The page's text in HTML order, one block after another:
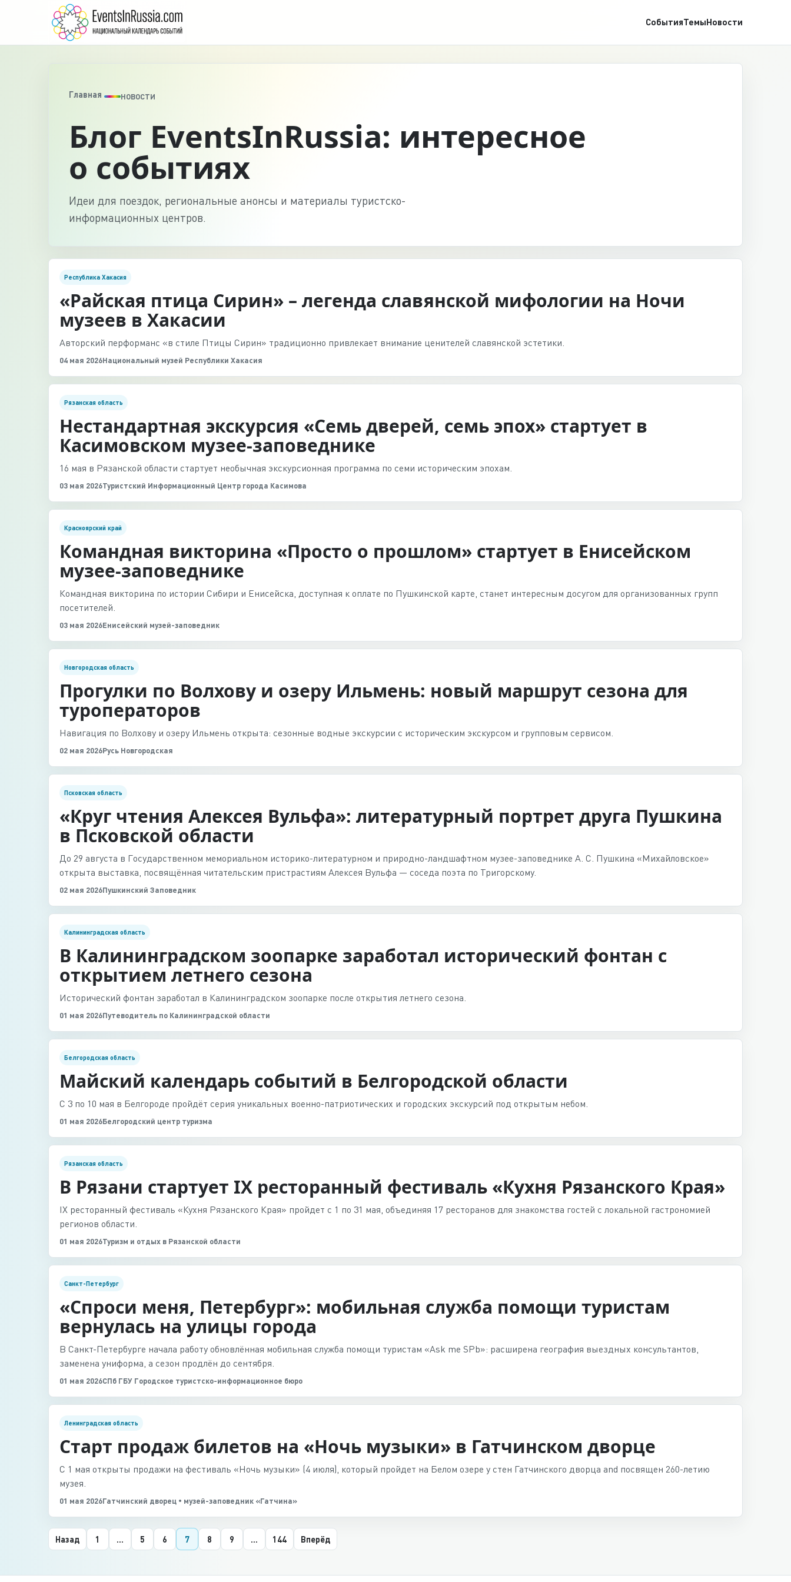
СобытияТемыНовости
Главная НОВОСТИ
Блог EventsInRussia: интересное
о событиях
Идеи для поездок, региональные анонсы и материалы туристско-
информационных центров.
Республика Хакасия
«Райская птица Сирин» – легенда славянской мифологии на Ночи
музеев в Хакасии
Авторский перформанс «в стиле Птицы Сирин» традиционно привлекает внимание ценителей славянской эстетики.
04 мая 2026Национальный музей Республики Хакасия
Рязанская область
Нестандартная экскурсия «Семь дверей, семь эпох» стартует в
Касимовском музее-заповеднике
16 мая в Рязанской области стартует необычная экскурсионная программа по семи историческим эпохам.
03 мая 2026Туристский Информационный Центр города Касимова
Красноярский край
Командная викторина «Просто о прошлом» стартует в Енисейском
музее-заповеднике
Командная викторина по истории Сибири и Енисейска, доступная к оплате по Пушкинской карте, станет интересным досугом для организованных групп
посетителей.
03 мая 2026Енисейский музей-заповедник
Новгородская область
Прогулки по Волхову и озеру Ильмень: новый маршрут сезона для
туроператоров
Навигация по Волхову и озеру Ильмень открыта: сезонные водные экскурсии с историческим экскурсом и групповым сервисом.
02 мая 2026Русь Новгородская
Псковская область
«Круг чтения Алексея Вульфа»: литературный портрет друга Пушкина
в Псковской области
До 29 августа в Государственном мемориальном историко-литературном и природно-ландшафтном музее-заповеднике А. С. Пушкина «Михайловское»
открыта выставка, посвящённая читательским пристрастиям Алексея Вульфа — соседа поэта по Тригорскому.
02 мая 2026Пушкинский Заповедник
Калининградская область
В Калининградском зоопарке заработал исторический фонтан с
открытием летнего сезона
Исторический фонтан заработал в Калининградском зоопарке после открытия летнего сезона.
01 мая 2026Путеводитель по Калининградской области
Белгородская область
Майский календарь событий в Белгородской области
С 3 по 10 мая в Белгороде пройдёт серия уникальных военно-патриотических и городских экскурсий под открытым небом.
01 мая 2026Белгородский центр туризма
Рязанская область
В Рязани стартует IX ресторанный фестиваль «Кухня Рязанского Края»
IX ресторанный фестиваль «Кухня Рязанского Края» пройдет с 1 по 31 мая, объединяя 17 ресторанов для знакомства гостей с локальной гастрономией
регионов области.
01 мая 2026Туризм и отдых в Рязанской области
Санкт-Петербург
«Спроси меня, Петербург»: мобильная служба помощи туристам
вернулась на улицы города
В Санкт-Петербурге начала работу обновлённая мобильная служба помощи туристам «Ask me SPb»: расширена география выездных консультантов,
заменена униформа, а сезон продлён до сентября.
01 мая 2026СПб ГБУ Городское туристско-информационное бюро
Ленинградская область
Старт продаж билетов на «Ночь музыки» в Гатчинском дворце
С 1 мая открыты продажи на фестиваль «Ночь музыки» (4 июля), который пройдет на Белом озере у стен Гатчинского дворца and посвящен 260-летию
музея.
01 мая 2026Гатчинский дворец • музей-заповедник «Гатчина»
Назад 1 ... 5 6 7 8 9 ... 144 Вперёд